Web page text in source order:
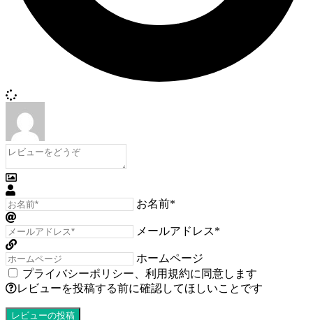
お名前*
メールアドレス*
ホームページ
プライバシーポリシー
利用規約に同意します
レビューを投稿する前に確認してほしいことです